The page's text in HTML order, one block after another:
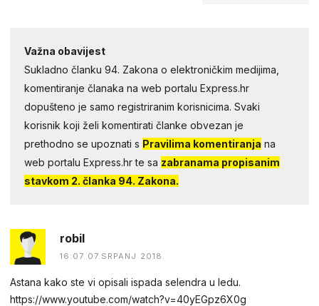
Važna obavijest
Sukladno članku 94. Zakona o elektroničkim medijima,
komentiranje članaka na web portalu Express.hr
dopušteno je samo registriranim korisnicima. Svaki
korisnik koji želi komentirati članke obvezan je
prethodno se upoznati s Pravilima komentiranja na
web portalu Express.hr te sa zabranama propisanim
stavkom 2. članka 94. Zakona.
robil
16:07 07.SRPANJ 2018.
Astana kako ste vi opisali ispada selendra u ledu.
https://www.youtube.com/watch?v=40yEGpz6X0g